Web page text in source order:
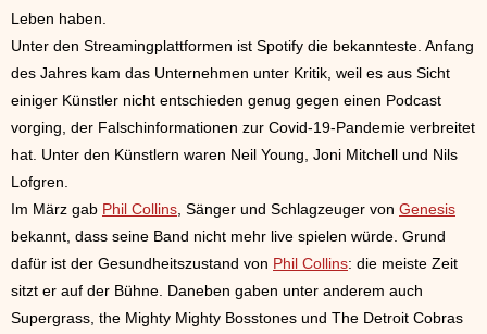
Leben haben.
Unter den Streamingplattformen ist Spotify die bekannteste. Anfang
des Jahres kam das Unternehmen unter Kritik, weil es aus Sicht
einiger Künstler nicht entschieden genug gegen einen Podcast
vorging, der Falschinformationen zur Covid-19-Pandemie verbreitet
hat. Unter den Künstlern waren Neil Young, Joni Mitchell und Nils
Lofgren.
Im März gab Phil Collins , Sänger und Schlagzeuger von Genesis
bekannt, dass seine Band nicht mehr live spielen würde. Grund
dafür ist der Gesundheitszustand von Phil Collins: die meiste Zeit
sitzt er auf der Bühne. Daneben gaben unter anderem auch
Supergrass, the Mighty Mighty Bosstones und The Detroit Cobras